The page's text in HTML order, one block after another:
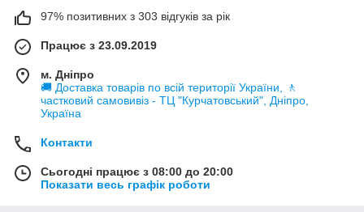
97% позитивних з 303 відгуків за рік
Працює з 23.09.2019
м. Дніпро
🚚 Доставка товарів по всій території України, 🚶
частковий самовивіз - ТЦ "Курчатовський", Дніпро,
Україна
Контакти
Сьогодні працює з 08:00 до 20:00
Показати весь графік роботи